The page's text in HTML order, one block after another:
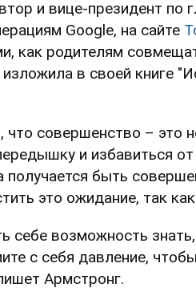
и вице-президент по
Google, на сайте
как родителям
в своей книге
что совершенство – это
и избавиться
получается быть
это ожидание, так
себе возможность
с себя давление,
Армстронг.